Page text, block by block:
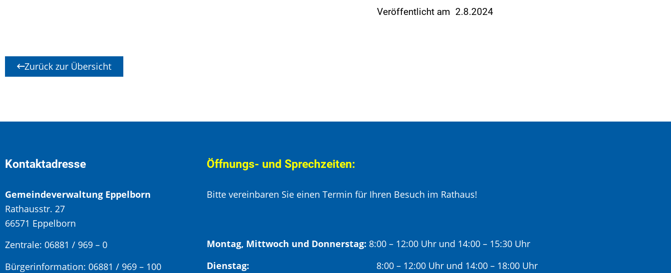
Veröffentlicht am 2.8.2024
Zurück zur Übersicht
Kontaktadresse
Gemeindeverwaltung Eppelborn
Rathausstr. 27
66571 Eppelborn
Zentrale: 06881 / 969 – 0
Bürgerinformation: 06881 / 969 – 100
Öffnungs- und Sprechzeiten:
Bitte vereinbaren Sie einen Termin für Ihren Besuch im Rathaus!
Montag, Mittwoch und Donnerstag: 8:00 – 12:00 Uhr und 14:00 – 15:30 Uhr
Dienstag: 8:00 – 12:00 Uhr und 14:00 – 18:00 Uhr